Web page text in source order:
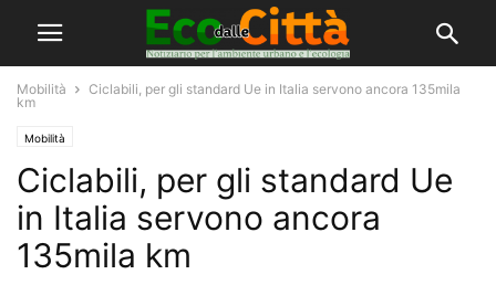
Mobilità
Ciclabili, per gli standard Ue in Italia servono ancora 135mila
km
Mobilità
Ciclabili, per gli standard Ue
in Italia servono ancora
135mila km